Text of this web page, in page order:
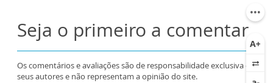
Seja o primeiro a comentar
Os comentários e avaliações são de responsabilidade exclusiva de
seus autores e não representam a opinião do site.